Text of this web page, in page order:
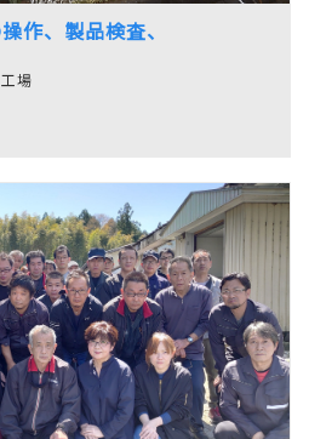
作、製品検査、
場